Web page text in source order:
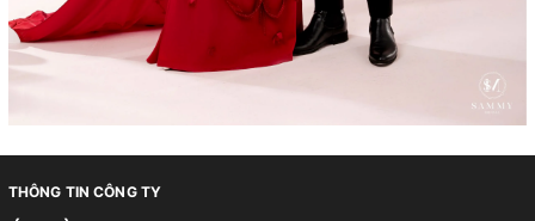
THÔNG TIN CÔNG TY